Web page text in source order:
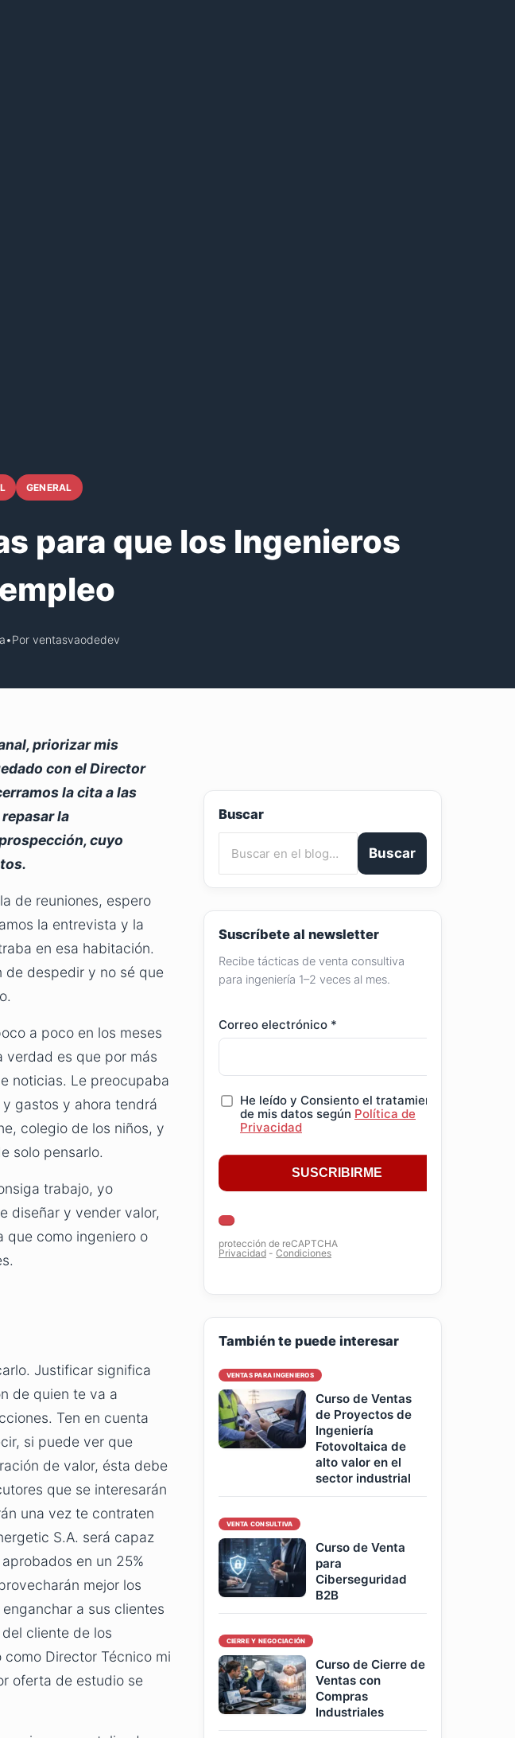
GENERAL
para que los Ingenieros
•Por ventasvaodedev
priorizar mis
con el Director
la cita a las
la
cuyo
de reuniones, espero
la entrevista y la
en esa habitación.
de despedir y no sé que
a poco en los meses
verdad es que por más
noticias. Le preocupaba
gastos y ahora tendrá
colegio de los niños, y
solo pensarlo.
trabajo, yo
diseñar y vender valor,
que como ingeniero o
Justificar significa
de quien te va a
Ten en cuenta
si puede ver que
de valor, ésta debe
que se interesarán
una vez te contraten
S.A. será capaz
en un 25%
mejor los
a sus clientes
cliente de los
Director Técnico mi
oferta de estudio se
Buscar
Buscar
Suscríbete al newsletter
Recibe tácticas de venta consultiva
para ingeniería 1–2 veces al mes.
También te puede interesar
VENTAS PARA INGENIEROS
Curso de Ventas
de Proyectos de
Ingeniería
Fotovoltaica de
alto valor en el
sector industrial
VENTA CONSULTIVA
Curso de Venta
para
Ciberseguridad
B2B
CIERRE Y NEGOCIACIÓN
Curso de Cierre de
Ventas con
Compras
Industriales